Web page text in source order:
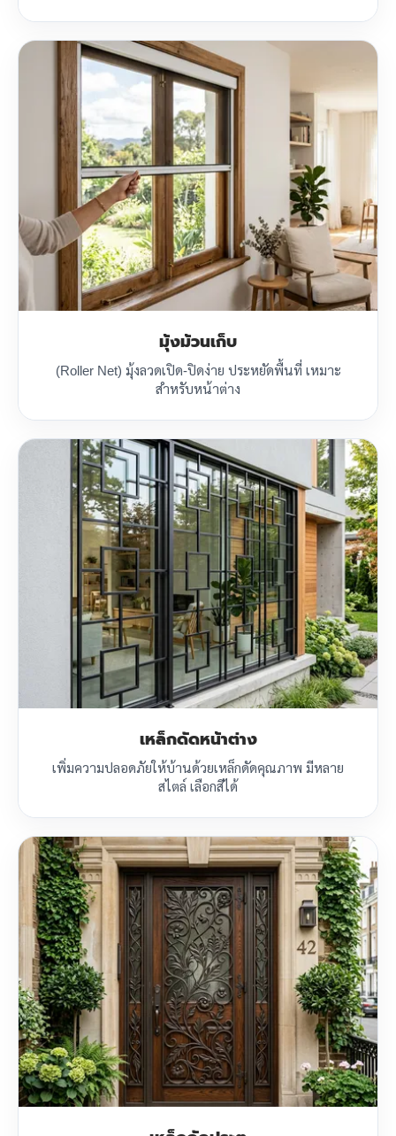
มุ้งม้วนเก็บ
(Roller Net) มุ้งลวดเปิด-ปิดง่าย ประหยัดพื้นที่ เหมาะ
สำหรับหน้าต่าง
เหล็กดัดหน้าต่าง
เพิ่มความปลอดภัยให้บ้านด้วยเหล็กดัดคุณภาพ มีหลาย
สไตล์ เลือกสีได้